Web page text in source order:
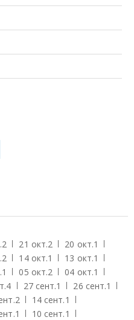
2 21 окт.2 20 окт.1
2 14 окт.1 13 окт.1
1 05 окт.2 04 окт.1
4 27 сент.1 26 сент.1
2 14 сент.1
1 10 сент.1